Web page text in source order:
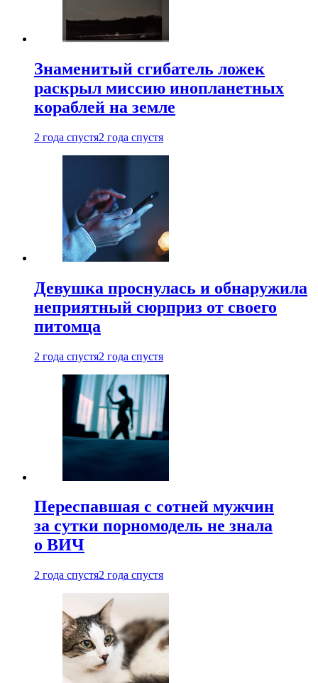
Знаменитый сгибатель ложек
раскрыл миссию инопланетных
кораблей на земле
2 года спустя2 года спустя
Девушка проснулась и обнаружила
неприятный сюрприз от своего
питомца
2 года спустя2 года спустя
Переспавшая с сотней мужчин
за сутки порномодель не знала
о ВИЧ
2 года спустя2 года спустя